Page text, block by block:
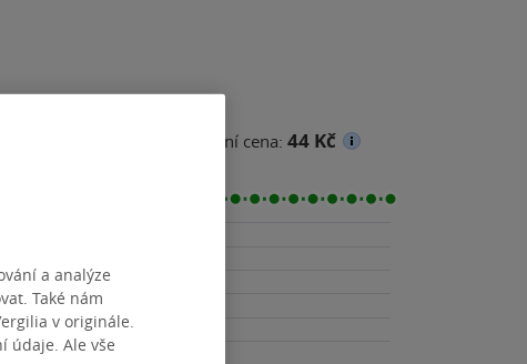
cena Minimální prodejní cena: 44 Kč
a analýze
Také nám
v originále.
údaje. Ale vše